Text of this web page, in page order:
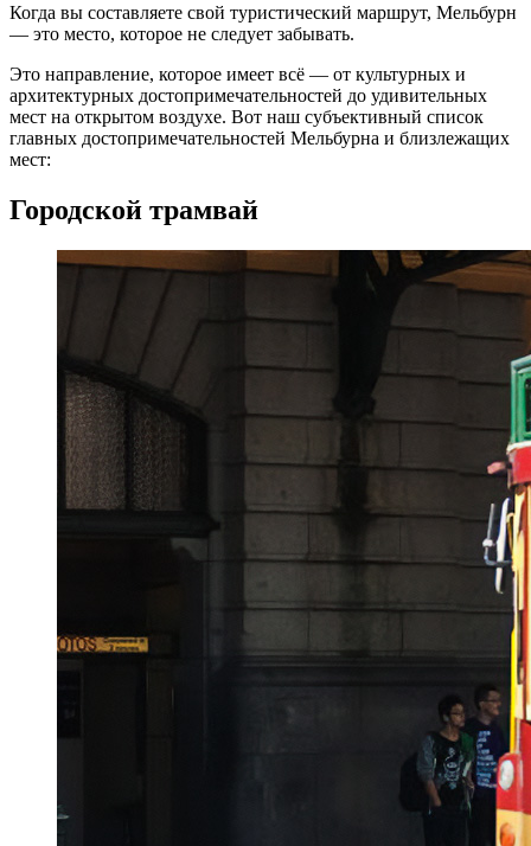
Когда вы составляете свой туристический маршрут, Мельбурн
— это место, которое не следует забывать.
Это направление, которое имеет всё — от культурных и
архитектурных достопримечательностей до удивительных
мест на открытом воздухе. Вот наш субъективный список
главных достопримечательностей Мельбурна и близлежащих
мест:
Городской трамвай